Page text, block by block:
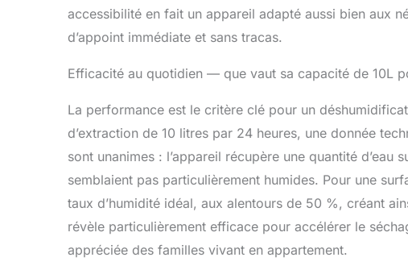
accessibilité en fait un appareil adapté aussi bien aux
d’appoint immédiate et sans tracas.
Efficacité au quotidien — que vaut sa capacité de 10L
La performance est le critère clé pour un
d’extraction de 10 litres par 24 heures, une donnée
sont unanimes : l’appareil récupère une quantité d’eau
semblaient pas particulièrement humides. Pour une
taux d’humidité idéal, aux alentours de 50 %, créant
révèle particulièrement efficace pour accélérer le
appréciée des familles vivant en appartement.